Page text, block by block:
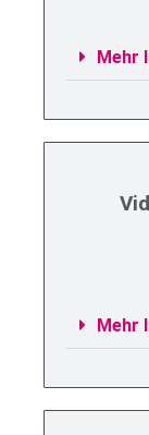
Mehr
Mehr